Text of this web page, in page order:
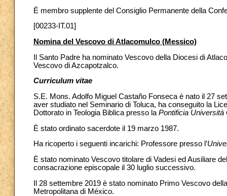
È membro supplente del Consiglio Permanente della
[00233-IT.01]
Nomina del Vescovo di Atlacomulco (Messico)
Il Santo Padre ha nominato Vescovo della Diocesi di
Vescovo di Azcapotzalco.
Curriculum vitae
S.E. Mons. Adolfo Miguel Castaño Fonseca è nato il 27
aver studiato nel Seminario di Toluca, ha conseguito la
Dottorato in Teologia Biblica presso la Pontificia Università
È stato ordinato sacerdote il 19 marzo 1987.
Ha ricoperto i seguenti incarichi: Professore presso l’
È stato nominato Vescovo titolare di Vadesi ed Ausiliare
consacrazione episcopale il 30 luglio successivo.
Il 28 settembre 2019 è stato nominato Primo Vescovo
Metropolitana di México.